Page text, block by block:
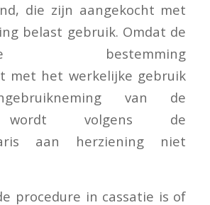
die zijn aangekocht met
belast gebruik. Omdat de
bestemming
met het werkelijke gebruik
van de
wordt volgens de
aan herziening niet
procedure in cassatie is of